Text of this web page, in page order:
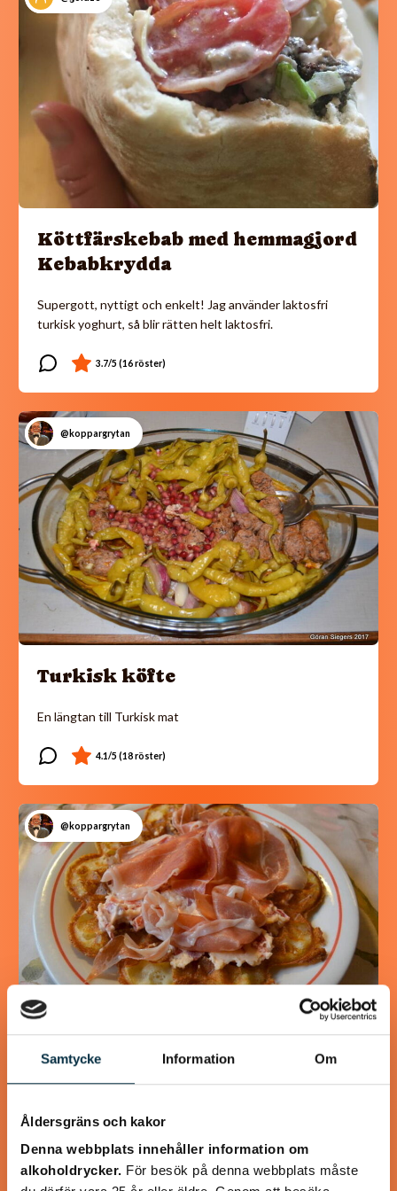
Samtycke Information Om
Åldersgräns och kakor
Denna webbplats innehåller information om
alkoholdrycker. För besök på denna webbplats måste
Köttfärskebab med hemmagjord
Kebabkrydda
Supergott, nyttigt och enkelt! Jag använder laktosfri
turkisk yoghurt, så blir rätten helt laktosfri.
@koppargrytan
Turkisk köfte
En längtan till Turkisk mat
@koppargrytan
Våfflor med Svecia och
Svecia, paprika och lufttorkad skinka lyfter våfflorna till
oanade höjder! Våffelsmet och tillbehör kan göras i förväg.